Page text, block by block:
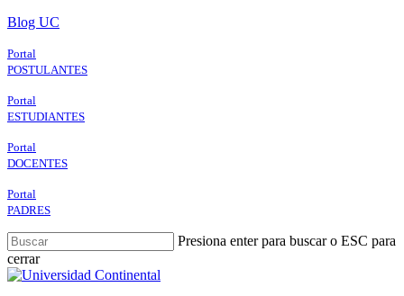
Skip
main
content
Blog UC
Portal
POSTULANTES
Portal
ESTUDIANTES
Portal
DOCENTES
Portal
PADRES
Presiona enter para buscar o ESC para
cerrar
Close